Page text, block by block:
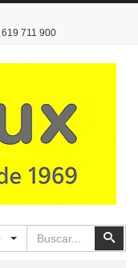
711 900